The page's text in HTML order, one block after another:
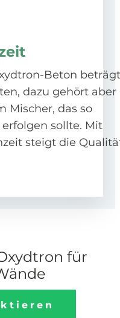
Beton beträgt
dazu gehört aber
Mischer, das so
sollte. Mit
steigt die
für